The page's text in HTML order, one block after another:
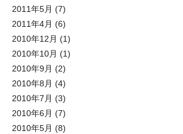
2011年5月 (7)
2011年4月 (6)
2010年12月 (1)
2010年10月 (1)
2010年9月 (2)
2010年8月 (4)
2010年7月 (3)
2010年6月 (7)
2010年5月 (8)